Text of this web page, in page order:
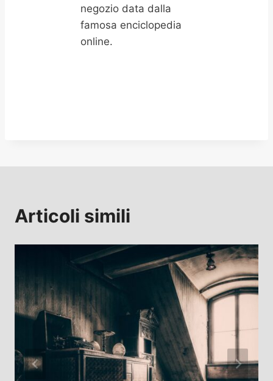
negozio data dalla
famosa enciclopedia
online.
Articoli simili